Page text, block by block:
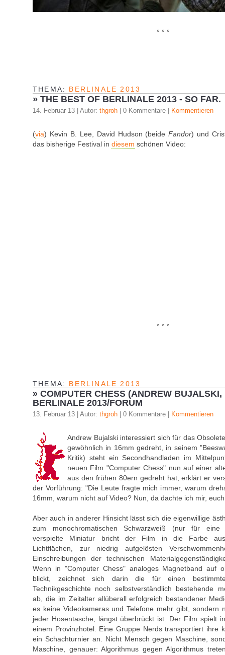
° ° °
THEMA: BERLINALE 2013
» THE BEST OF BERLINALE 2013 - SO FAR.
14. Februar 13 | Autor: thgroh | 0 Kommentare | Kommentieren
(via) Kevin B. Lee, David Hudson (beideFandor) und
das bisherige Festival in diesem schönen Video:
° ° °
THEMA: BERLINALE 2013
» COMPUTER CHESS (ANDREW BUJALSKI,
BERLINALE 2013/FORUM
13. Februar 13 | Autor: thgroh | 0 Kommentare | Kommentieren
Andrew Bujalski interessiert sich für das
gewöhnlich in 16mm gedreht, in seinem
Kritik) steht ein Secondhandladen im
neuen Film "Computer Chess" nun auf einer
aus den frühen 80ern gedreht hat, erklärt er
der Vorführung: "Die Leute fragte mich immer, warum
16mm, warum nicht auf Video? Nun, da dachte ich mir,
Aber auch in anderer Hinsicht lässt sich die eigenwillige
zum monochromatischen Schwarzweiß (nur für eine
verspielte Miniatur bricht der Film in die Farbe
Lichtflächen, zur niedrig aufgelösten
Einschreibungen der technischen
Wenn in "Computer Chess" analoges Magnetband auf
blickt, zeichnet sich darin die für einen
Technikgeschichte noch selbstverständlich bestehende
ab, die im Zeitalter allüberall erfolgreich bestandener
es keine Videokameras und Telefone mehr gibt, sondern
jeder Hosentasche, längst überbrückt ist. Der Film spielt
einem Provinzhotel. Eine Gruppe Nerds transportiert ihre
ein Schachturnier an. Nicht Mensch gegen Maschine,
Maschine, genauer: Algorithmus gegen Algorithmus